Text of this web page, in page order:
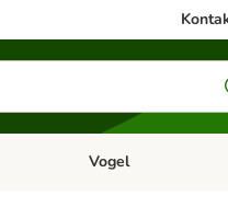
& Zubehör
Menü öffnen: Kleintier
Kategorie-Menü
Vogel